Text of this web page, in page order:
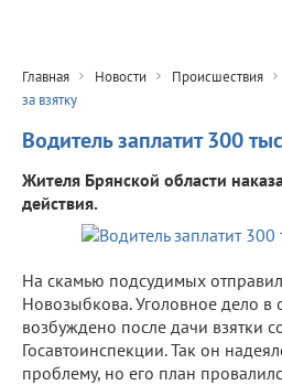
Главная Новости Происшествия
за взятку
Водитель заплатит 300
Жителя Брянской области
действия.
На скамью подсудимых
Новозыбкова. Уголовное дело
возбуждено после дачи взятки
Госавтоинспекции. Так он
проблему, но его план